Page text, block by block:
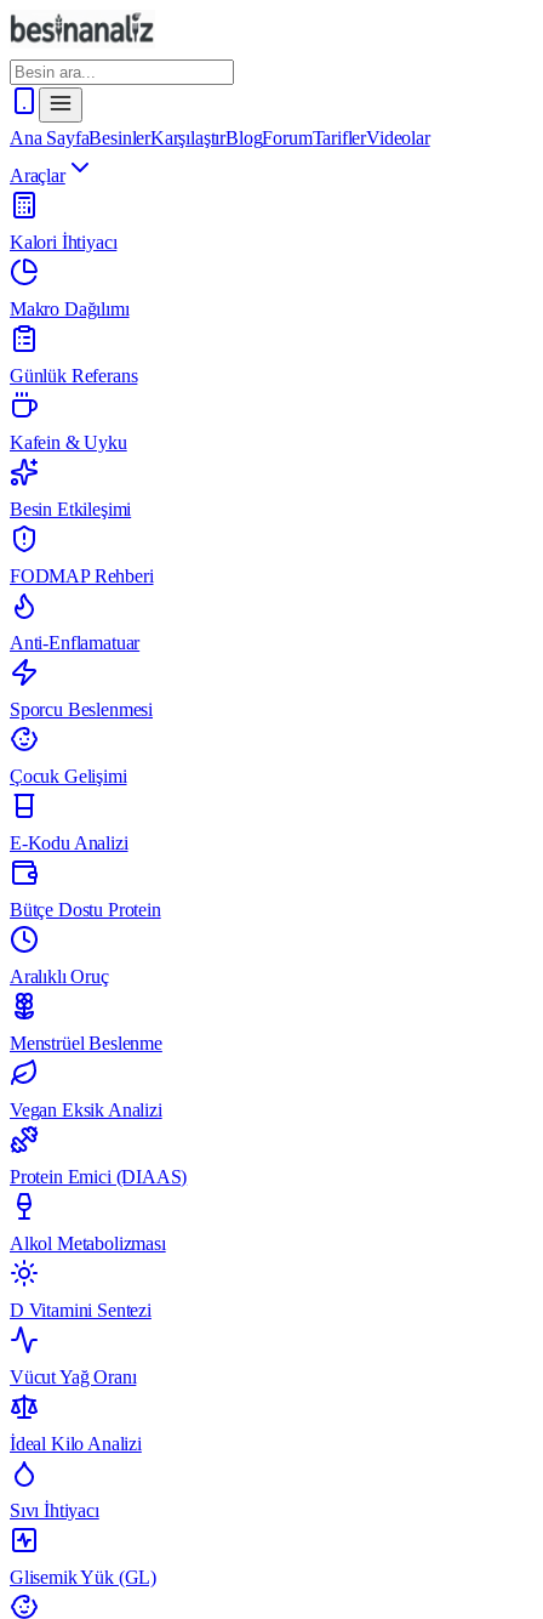
Ana SayfaBesinlerKarşılaştırBlogForumTariflerVideolar
Araçlar
Kalori İhtiyacı
Makro Dağılımı
Günlük Referans
Kafein & Uyku
Besin Etkileşimi
FODMAP Rehberi
Anti-Enflamatuar
Sporcu Beslenmesi
Çocuk Gelişimi
E-Kodu Analizi
Bütçe Dostu Protein
Aralıklı Oruç
Menstrüel Beslenme
Vegan Eksik Analizi
Protein Emici (DIAAS)
Alkol Metabolizması
D Vitamini Sentezi
Vücut Yağ Oranı
İdeal Kilo Analizi
Sıvı İhtiyacı
Glisemik Yük (GL)